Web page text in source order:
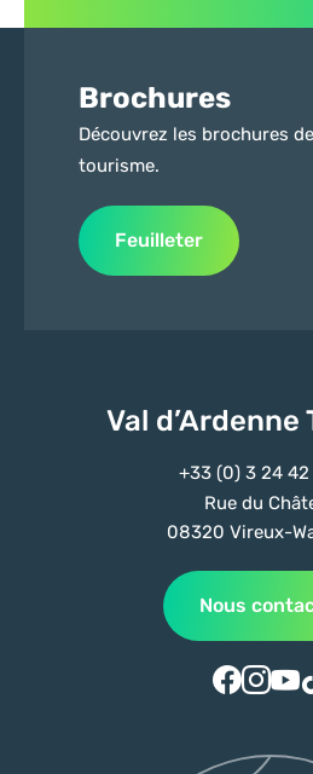
Brochures
Découvrez les brochures
tourisme.
Feuilleter
Val d’Ardenne
+33 (0) 3 24 42
Rue du
08320 Vireux-
Nous
Suivez-
Suivez-